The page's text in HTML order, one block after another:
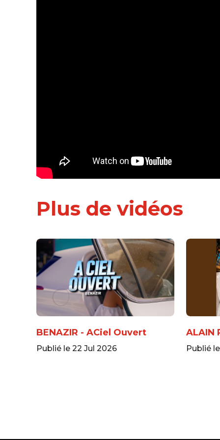
Plus de vidéos
BENAZIR - ACiel Ouvert
Publié le 22 Jul 2026
ALAIN
Publié